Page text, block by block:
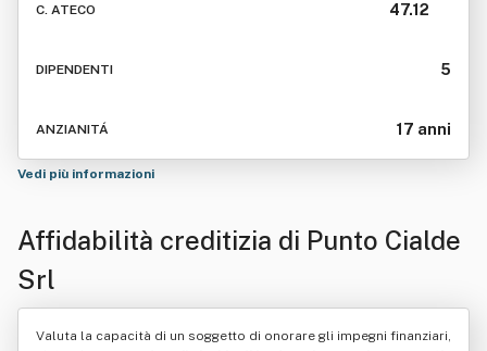
C. ATECO 47.12
DIPENDENTI 5
ANZIANITÁ 17 anni
Vedi più informazioni
Affidabilità creditizia di Punto Cialde
Srl
Valuta la capacità di un soggetto di onorare gli impegni finanziari,